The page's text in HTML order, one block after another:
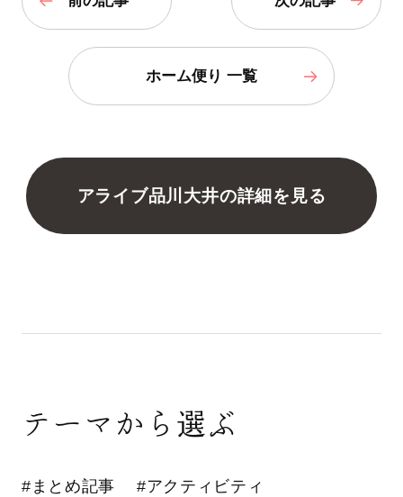
ホーム便り 一覧
アライブ品川大井の詳細を見る
テーマから選ぶ
#まとめ記事 #アクティビティ